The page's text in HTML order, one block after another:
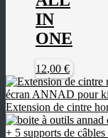
IN
ONE
12,00 €
Extension de cintre